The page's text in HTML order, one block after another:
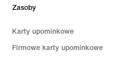
Zasoby
Karty upominkowe
Firmowe karty upominkowe